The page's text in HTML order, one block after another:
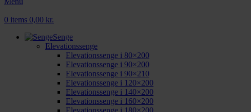
0 items 0,00 kr.
Senge
Elevationssenge
Elevationssenge i 80×200
Elevationssenge i 90×200
Elevationssenge i 90×210
Elevationssenge i 120×200
Elevationssenge i 140×200
Elevationssenge i 160×200
Elevationssenge i 180×200